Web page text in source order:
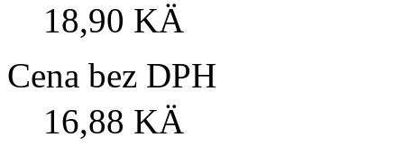
18,90 KÄ
Cena bez DPH
16,88 KÄ